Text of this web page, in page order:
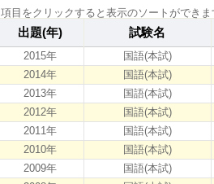
項目をクリックすると表示のソートができま
出題(年) 試験名
2015年
国語(本試)
2014年
国語(本試)
2013年
国語(本試)
2012年
国語(本試)
2011年
国語(本試)
2010年
国語(本試)
2009年
国語(本試)